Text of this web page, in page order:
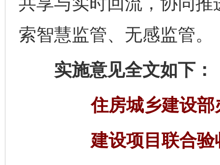
索智慧监管、无感监管。
实施意见全文如下：
住房城乡建设
建设项目联合